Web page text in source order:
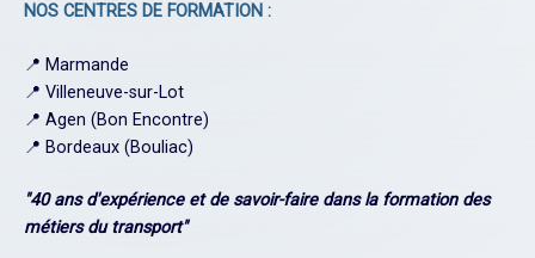
NOS CENTRES DE FORMATION :
📍 Marmande
📍 Villeneuve-sur-Lot
📍 Agen (Bon Encontre)
📍 Bordeaux (Bouliac)
"40 ans d'expérience et de savoir-faire dans la formation des
métiers du transport"